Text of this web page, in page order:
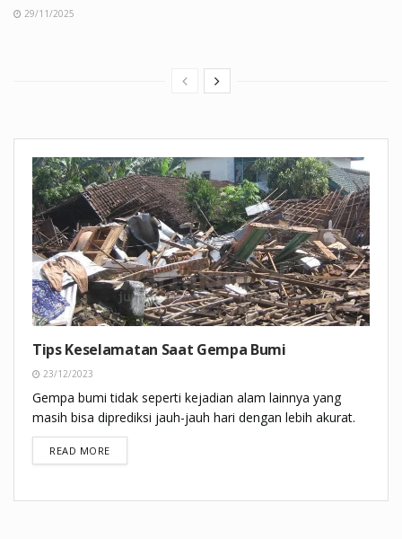
29/11/2025
Tips Keselamatan Saat Gempa Bumi
23/12/2023
Gempa bumi tidak seperti kejadian alam lainnya yang
masih bisa diprediksi jauh-jauh hari dengan lebih akurat.
READ MOREDETAILS